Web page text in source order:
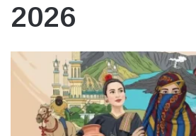
2026